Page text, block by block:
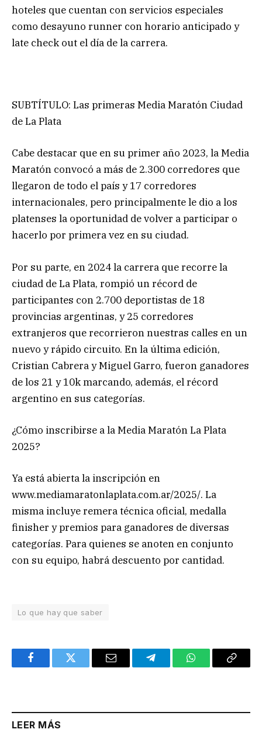
hoteles que cuentan con servicios especiales
como desayuno runner con horario anticipado y
late check out el día de la carrera.
SUBTÍTULO: Las primeras Media Maratón Ciudad
de La Plata
Cabe destacar que en su primer año 2023, la Media
Maratón convocó a más de 2.300 corredores que
llegaron de todo el país y 17 corredores
internacionales, pero principalmente le dio a los
platenses la oportunidad de volver a participar o
hacerlo por primera vez en su ciudad.
Por su parte, en 2024 la carrera que recorre la
ciudad de La Plata, rompió un récord de
participantes con 2.700 deportistas de 18
provincias argentinas, y 25 corredores
extranjeros que recorrieron nuestras calles en un
nuevo y rápido circuito. En la última edición,
Cristian Cabrera y Miguel Garro, fueron ganadores
de los 21 y 10k marcando, además, el récord
argentino en sus categorías.
¿Cómo inscribirse a la Media Maratón La Plata
2025?
Ya está abierta la inscripción en
www.mediamaratonlaplata.com.ar/2025/. La
misma incluye remera técnica oficial, medalla
finisher y premios para ganadores de diversas
categorías. Para quienes se anoten en conjunto
con su equipo, habrá descuento por cantidad.
Lo que hay que saber
FacebookTwitter Email TelegramWhatsAppCopy
LEER MÁS